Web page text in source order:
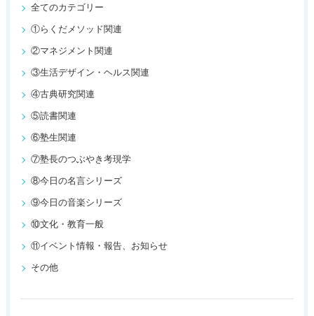
全てのカテゴリー
①らくだメソッド関連
②マネジメント関連
③生活デザイン・ヘルス関連
④古典研究関連
⑤読書関連
⑥塾生関連
⑦塾長のつぶやき考現学
⑧今日の名言シリーズ
⑨今日の音楽シリーズ
⑩文化・教育一般
⑪イベント情報・報告、お知らせ
その他